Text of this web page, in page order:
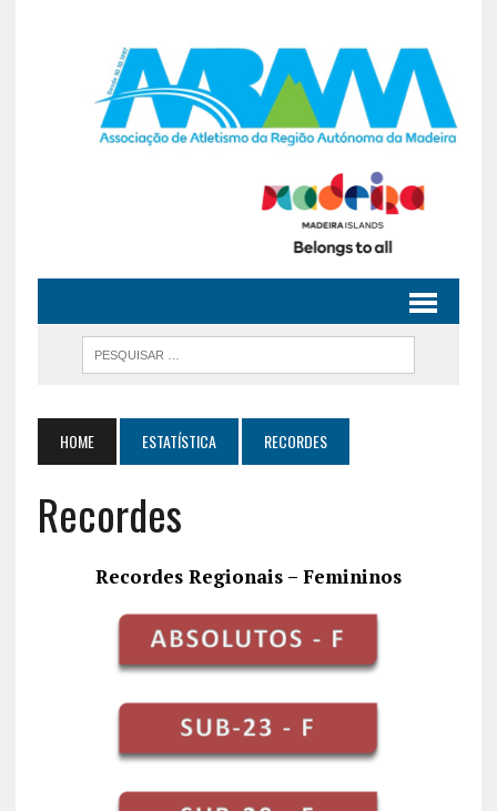
HOME ESTATÍSTICA RECORDES
Recordes
Recordes Regionais – Femininos